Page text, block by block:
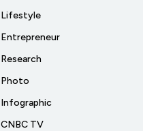
Lifestyle
Entrepreneur
Research
Photo
Infographic
CNBC TV